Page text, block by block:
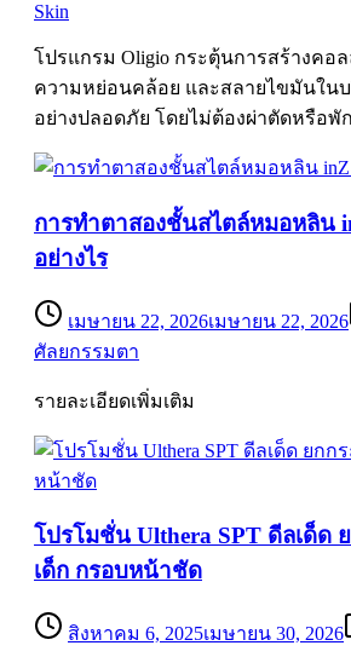
Skin
โปรแกรม Oligio กระตุ้นการสร้างคอ
ความหย่อนคล้อย และสลายไขมันใน
อย่างปลอดภัย โดยไม่ต้องผ่าตัดหรือพั
การทำตาสองชั้นสไตล์หมอหลิน
อย่างไร
เมษายน 22, 2026เมษายน 22, 2026
ศัลยกรรมตา
รายละเอียดเพิ่มเติม
โปรโมชั่น Ulthera SPT ดีลเด็ด
เด็ก กรอบหน้าชัด
สิงหาคม 6, 2025เมษายน 30, 2026